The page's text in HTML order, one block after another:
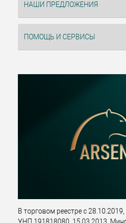
НАШИ ПРЕДЛОЖЕНИЯ
ПОМОЩЬ И СЕРВИСЫ
В торговом реестре с
УНП 191818080, 15.03.2013,